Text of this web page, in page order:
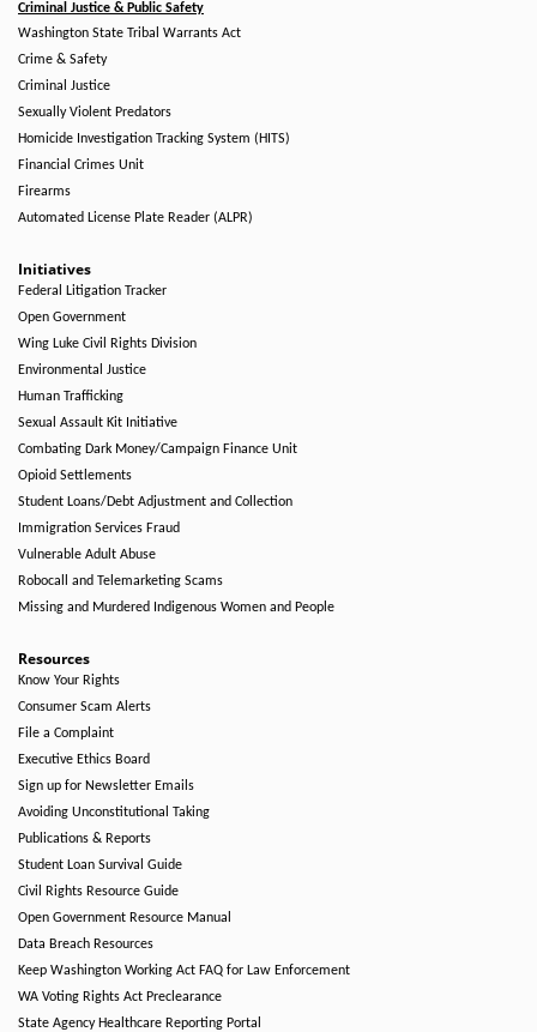
Criminal Justice & Public Safety
Washington State Tribal Warrants Act
Crime & Safety
Criminal Justice
Sexually Violent Predators
Homicide Investigation Tracking System (HITS)
Financial Crimes Unit
Firearms
Automated License Plate Reader (ALPR)
Initiatives
Federal Litigation Tracker
Open Government
Wing Luke Civil Rights Division
Environmental Justice
Human Trafficking
Sexual Assault Kit Initiative
Combating Dark Money/Campaign Finance Unit
Opioid Settlements
Student Loans/Debt Adjustment and Collection
Immigration Services Fraud
Vulnerable Adult Abuse
Robocall and Telemarketing Scams
Missing and Murdered Indigenous Women and People
Resources
Know Your Rights
Consumer Scam Alerts
File a Complaint
Executive Ethics Board
Sign up for Newsletter Emails
Avoiding Unconstitutional Taking
Publications & Reports
Student Loan Survival Guide
Civil Rights Resource Guide
Open Government Resource Manual
Data Breach Resources
Keep Washington Working Act FAQ for Law Enforcement
WA Voting Rights Act Preclearance
State Agency Healthcare Reporting Portal